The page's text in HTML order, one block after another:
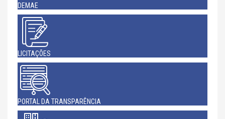
DEMAE
LICITAÇÕES
PORTAL DA TRANSPARÊNCIA